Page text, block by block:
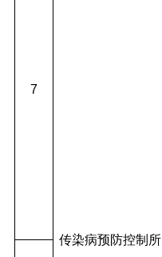
7
传染病预防控制所